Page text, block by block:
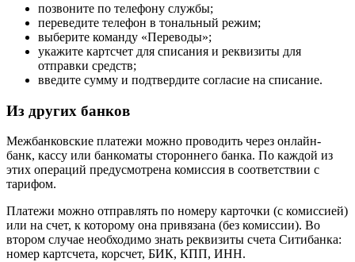
позвоните по телефону службы;
переведите телефон в тональный режим;
выберите команду «Переводы»;
укажите картсчет для списания и реквизиты для
отправки средств;
введите сумму и подтвердите согласие на списание.
Из других банков
Межбанковские платежи можно проводить через онлайн-
банк, кассу или банкоматы стороннего банка. По каждой из
этих операций предусмотрена комиссия в соответствии с
тарифом.
Платежи можно отправлять по номеру карточки (с комиссией)
или на счет, к которому она привязана (без комиссии). Во
втором случае необходимо знать реквизиты счета Ситибанка:
номер картсчета, корсчет, БИК, КПП, ИНН.